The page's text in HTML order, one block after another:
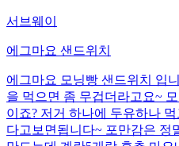
서브웨이
에그마요 샌드위치
에그마요 모닝빵 샌드위치 입
을 먹으면 좀 무겁더라고요~
이죠? 저거 하나에 두유하나
다고보면됩니다~ 포만감은 정